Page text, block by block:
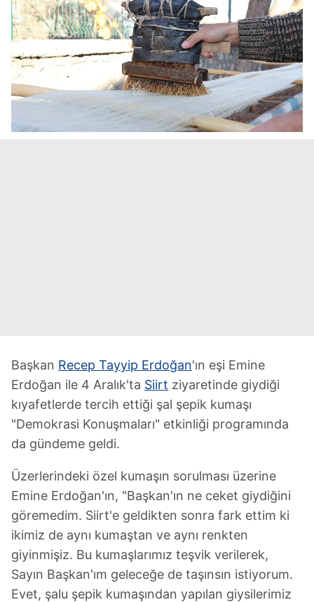
Başkan Recep Tayyip Erdoğan'ın eşi Emine
Erdoğan ile 4 Aralık'ta Siirt ziyaretinde giydiği
kıyafetlerde tercih ettiği şal şepik kumaşı
"Demokrasi Konuşmaları" etkinliği programında
da gündeme geldi.
Üzerlerindeki özel kumaşın sorulması üzerine
Emine Erdoğan'ın, "Başkan'ın ne ceket giydiğini
göremedim. Siirt'e geldikten sonra fark ettim ki
ikimiz de aynı kumaştan ve aynı renkten
giyinmişiz. Bu kumaşlarımız teşvik verilerek,
Sayın Başkan'ım geleceğe de taşınsın istiyorum.
Evet, şalu şepik kumaşından yapılan giysilerimiz